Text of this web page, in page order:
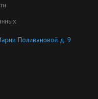
Поливановой д. 9